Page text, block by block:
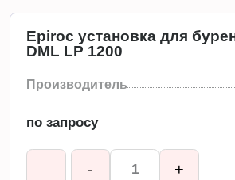
Epiroc установка для
DML LP 1200
Производитель
по запросу
- +